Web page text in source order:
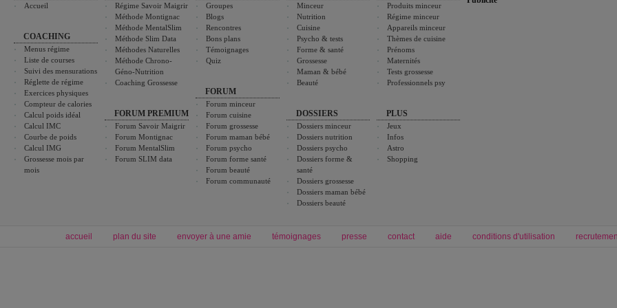
Accueil
COACHING
Menus régime
Liste de courses
Suivi des mensurations
Réglette de régime
Exercices physiques
Compteur de calories
Calcul poids idéal
Calcul IMC
Courbe de poids
Calcul IMG
Grossesse mois par
mois
Régime Savoir Maigrir
Méthode Montignac
Méthode MentalSlim
Méthode Slim Data
Méthodes Naturelles
Méthode Chrono-
Géno-Nutrition
Coaching Grossesse
FORUM PREMIUM
Forum Savoir Maigrir
Forum Montignac
Forum MentalSlim
Forum SLIM data
Groupes
Blogs
Rencontres
Bons plans
Témoignages
Quiz
FORUM
Forum minceur
Forum cuisine
Forum grossesse
Forum maman bébé
Forum psycho
Forum forme santé
Forum beauté
Forum communauté
Minceur
Nutrition
Cuisine
Psycho & tests
Forme & santé
Grossesse
Maman & bébé
Beauté
DOSSIERS
Dossiers minceur
Dossiers nutrition
Dossiers psycho
Dossiers forme &
santé
Dossiers grossesse
Dossiers maman bébé
Dossiers beauté
Produits minceur
Régime minceur
Appareils minceur
Thèmes de cuisine
Prénoms
Maternités
Tests grossesse
Professionnels psy
PLUS
Jeux
Infos
Astro
Shopping
accueil plan du site envoyer à une amie témoignages presse contact aide conditions d'utilisation